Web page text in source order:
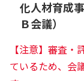
化人材育成
Ｂ会議）
【注意】審査・
ているため、会